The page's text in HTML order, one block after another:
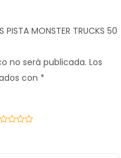
MONSTER TRUCKS 50
no será publicada. Los
con *